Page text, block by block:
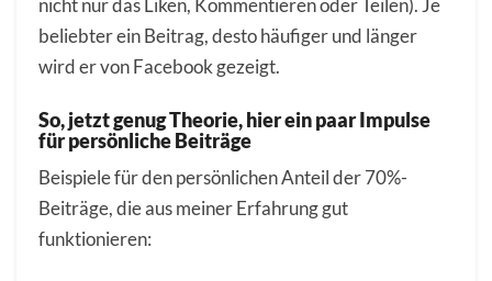
nicht nur das Liken, Kommentieren oder Teilen). Je
beliebter ein Beitrag, desto häufiger und länger
wird er von Facebook gezeigt.
So, jetzt genug Theorie, hier ein paar Impulse
für persönliche Beiträge
Beispiele für den persönlichen Anteil der 70%-
Beiträge, die aus meiner Erfahrung gut
funktionieren: